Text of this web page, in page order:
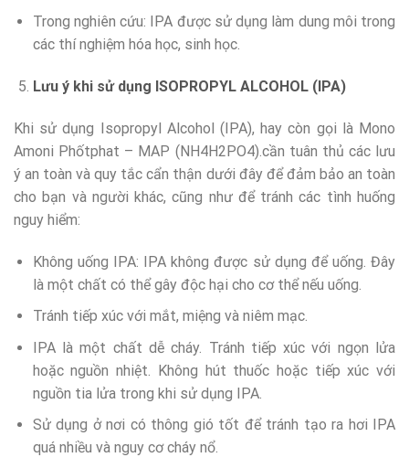
Trong nghiên cứu: IPA được sử dụng làm dung môi trong
các thí nghiệm hóa học, sinh học.
Lưu ý khi sử dụng ISOPROPYL ALCOHOL (IPA)
Khi sử dụng Isopropyl Alcohol (IPA), hay còn gọi là Mono
Amoni Phốtphat – MAP (NH4H2PO4).cần tuân thủ các lưu
ý an toàn và quy tắc cẩn thận dưới đây để đảm bảo an toàn
cho bạn và người khác, cũng như để tránh các tình huống
nguy hiểm:
Không uống IPA: IPA không được sử dụng để uống. Đây
là một chất có thể gây độc hại cho cơ thể nếu uống.
Tránh tiếp xúc với mắt, miệng và niêm mạc.
IPA là một chất dễ cháy. Tránh tiếp xúc với ngọn lửa
hoặc nguồn nhiệt. Không hút thuốc hoặc tiếp xúc với
nguồn tia lửa trong khi sử dụng IPA.
Sử dụng ở nơi có thông gió tốt để tránh tạo ra hơi IPA
quá nhiều và nguy cơ cháy nổ.